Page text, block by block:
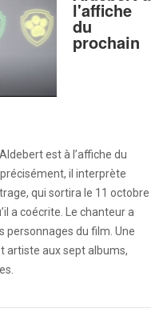
l'affiche
du
prochain
est à l’affiche du
il interprète
qui sortira le 11 octobre
a coécrite. Le chanteur a
personnages du film. Une
artiste aux sept albums,